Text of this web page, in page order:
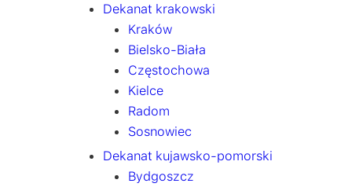
Dekanat krakowski
Kraków
Bielsko-Biała
Częstochowa
Kielce
Radom
Sosnowiec
Dekanat kujawsko-pomorski
Bydgoszcz